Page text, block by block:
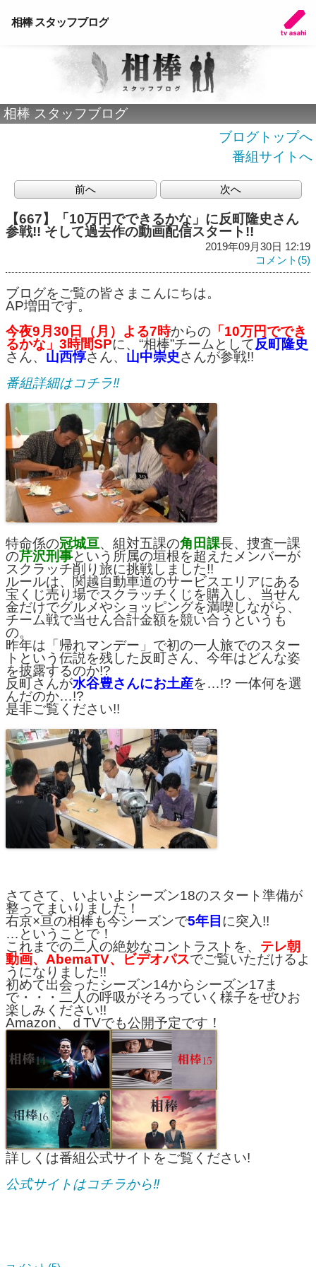
相棒 スタッフブログ
相棒 スタッフブログ
ブログトップへ
番組サイトへ
前へ 次へ
【667】「10万円でできるかな」に反町隆史さん
参戦!! そして過去作の動画配信スタート!!
2019年09月30日 12:19
コメント(5)
ブログをご覧の皆さまこんにちは。
AP増田です。
今夜9月30日（月）よる7時からの 「10万円ででき
るかな」3時間SPに、“相棒”チームとして反町隆史
さん、 山西惇さん、 山中崇史さんが参戦!!
番組詳細はコチラ‼︎
特命係の冠城亘、組対五課の角田課長、捜査一課
の芹沢刑事という所属の垣根を超えたメンバーが
スクラッチ削り旅に挑戦しました!!
ルールは、関越自動車道のサービスエリアにある
宝くじ売り場でスクラッチくじを購入し、当せん
金だけでグルメやショッピングを満喫しながら、
チーム戦で当せん合計金額を競い合うというも
の。
昨年は「帰れマンデー」で初の一人旅でのスター
トという伝説を残した反町さん、今年はどんな姿
を披露するのか!?
反町さんが水谷豊さんにお土産を…!? 一体何を選
んだのか…!?
是非ご覧ください!!
さてさて、いよいよシーズン18のスタート準備が
整ってまいりました！
右京×亘の相棒も今シーズンで5年目 に突入!!
…ということで！
これまでの二人の絶妙なコントラストを、 テレ朝
動画、AbemaTV、ビデオパスでご覧いただけるよ
うになりました!!
初めて出会ったシーズン14からシーズン17ま
で・・・二人の呼吸がそろっていく様子をぜひお
楽しみください!!
Amazon、ｄTVでも公開予定です！
詳しくは番組公式サイトをご覧ください!
公式サイトはコチラから‼︎